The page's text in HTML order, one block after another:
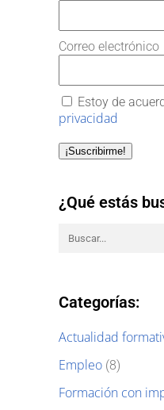
Correo electrónico
Estoy de
privacidad
¡Suscribirme!
¿Qué estás
Categorías:
Actualidad
Empleo (8)
Formación con